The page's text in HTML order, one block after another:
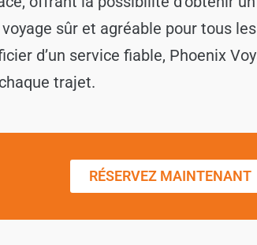
sûr et agréable pour tous les
d’un service fiable, Phoenix
trajet.
RÉSERVEZ MAINTENANT